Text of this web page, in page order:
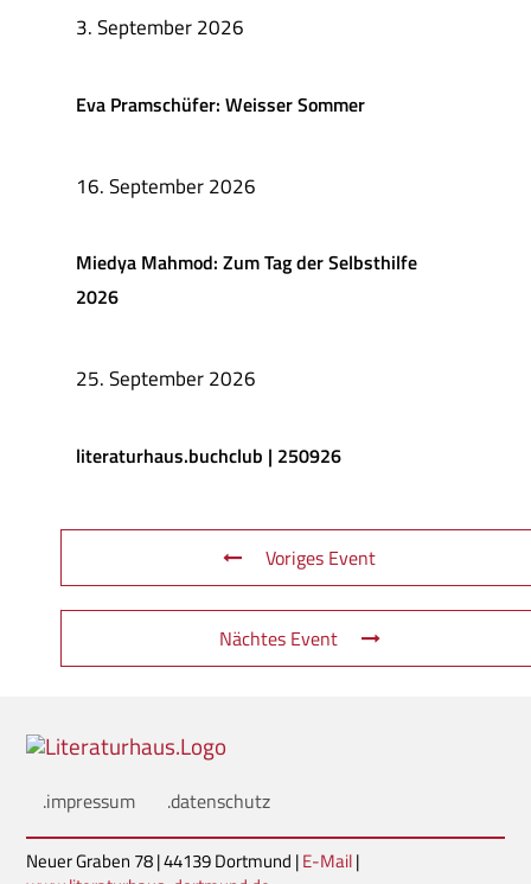
3. September 2026
Eva Pramschüfer: Weisser Sommer
16. September 2026
Miedya Mahmod: Zum Tag der Selbsthilfe
2026
25. September 2026
literaturhaus.buchclub | 250926
Voriges Event
Nächtes Event
.impressum .datenschutz
Neuer Graben 78 | 44139 Dortmund |E-Mail|